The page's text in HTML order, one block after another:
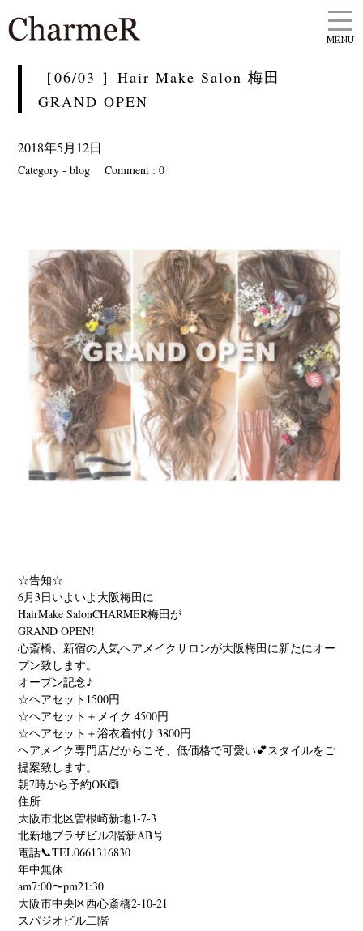
MENU
［06/03 ］Hair Make Salon 梅田
GRAND OPEN
2018年5月12日
Category -blog Comment : 0
☆告知☆
6月3日いよいよ大阪梅田に
HairMake SalonCHARMER梅田が
GRAND OPEN!
心斎橋、新宿の人気ヘアメイクサロンが大阪梅田に新たにオー
プン致します。
オープン記念♪
☆ヘアセット1500円
☆ヘアセット＋メイク 4500円
☆ヘアセット＋浴衣着付け 3800円
ヘアメイク専門店だからこそ、低価格で可愛い💕スタイルをご
提案致します。
朝7時から予約OK🙆
住所
大阪市北区曽根崎新地1-7-3
北新地プラザビル2階新AB号
電話📞TEL0661316830
年中無休
am7:00〜pm21:30
大阪市中央区西心斎橋2-10-21
スパジオビル二階